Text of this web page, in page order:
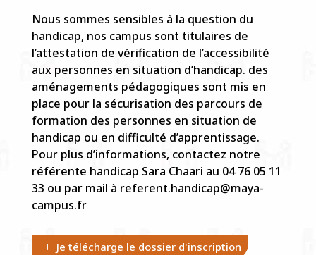
Nous sommes sensibles à la question du
handicap, nos campus sont titulaires de
l’attestation de vérification de l’accessibilité
aux personnes en situation d’handicap. des
aménagements pédagogiques sont mis en
place pour la sécurisation des parcours de
formation des personnes en situation de
handicap ou en difficulté d’apprentissage.
Pour plus d’informations, contactez notre
référente handicap Sara Chaari au 04 76 05 11
33 ou par mail à referent.handicap@maya-
campus.fr
Je télécharge le dossier d'inscription